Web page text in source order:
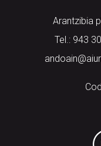
Arantzibia
Tel.: 943